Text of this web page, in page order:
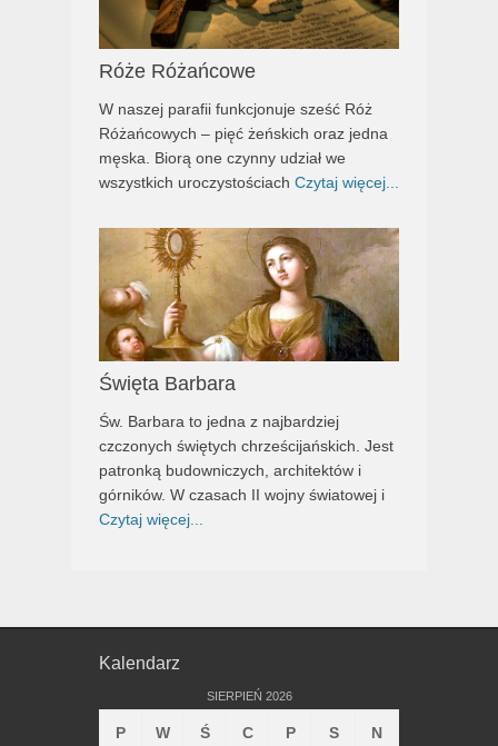
Róże Różańcowe
W naszej parafii funkcjonuje sześć Róż
Różańcowych – pięć żeńskich oraz jedna
męska. Biorą one czynny udział we
wszystkich uroczystościach Czytaj więcej...
Święta Barbara
Św. Barbara to jedna z najbardziej
czczonych świętych chrześcijańskich. Jest
patronką budowniczych, architektów i
górników. W czasach II wojny światowej i
Czytaj więcej...
Kalendarz
SIERPIEŃ 2026
P W Ś C P S N